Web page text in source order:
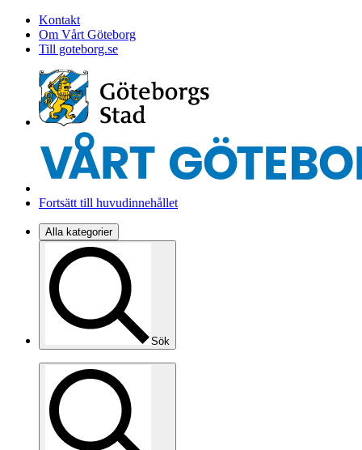
Kontakt
Om Vårt Göteborg
Till goteborg.se
Fortsätt till huvudinnehållet
Alla kategorier
Sök